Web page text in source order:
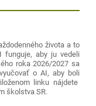
života a to
funguje, aby ju vedeli
roka 2026/2027 sa
o AI, aby boli
linku nájdete
školstva SR.